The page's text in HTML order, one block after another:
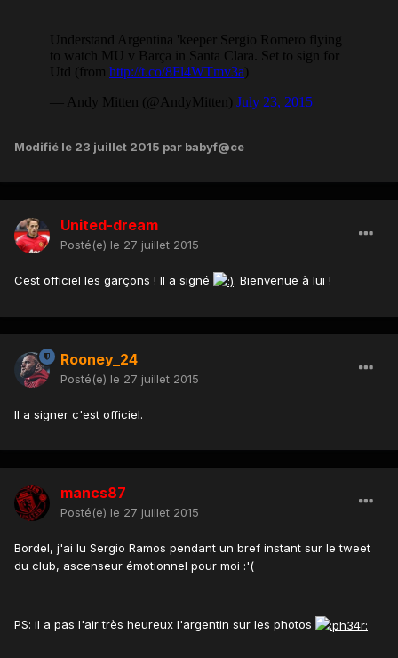
Modifié le 23 juillet 2015 par babyf@ce
United-dream
Posté(e) le 27 juillet 2015
Cest officiel les garçons ! Il a signé . Bienvenue à lui !
Rooney_24
Posté(e) le 27 juillet 2015
Il a signer c'est officiel.
mancs87
Posté(e) le 27 juillet 2015
Bordel, j'ai lu Sergio Ramos pendant un bref instant sur le tweet
du club, ascenseur émotionnel pour moi :'(
PS: il a pas l'air très heureux l'argentin sur les photos